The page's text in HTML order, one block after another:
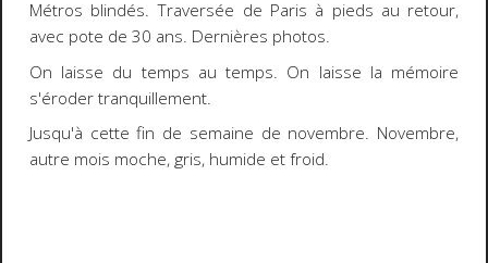
Métros blindés. Traversée de Paris à pieds au retour,
avec pote de 30 ans. Dernières photos.
On laisse du temps au temps. On laisse la mémoire
s'éroder tranquillement.
Jusqu'à cette fin de semaine de novembre. Novembre,
autre mois moche, gris, humide et froid.